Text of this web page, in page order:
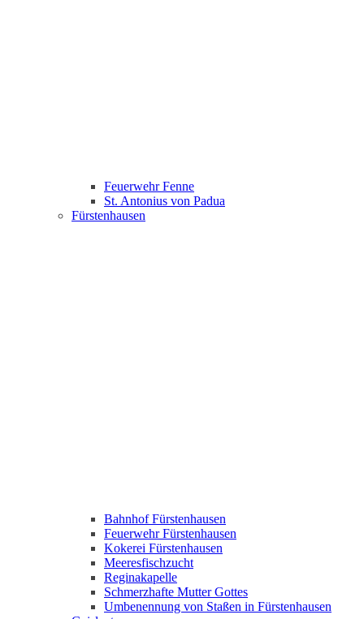
Feuerwehr Fenne
St. Antonius von Padua
Fürstenhausen
Bahnhof Fürstenhausen
Feuerwehr Fürstenhausen
Kokerei Fürstenhausen
Meeresfischzucht
Reginakapelle
Schmerzhafte Mutter Gottes
Umbenennung von Staßen in Fürstenhausen